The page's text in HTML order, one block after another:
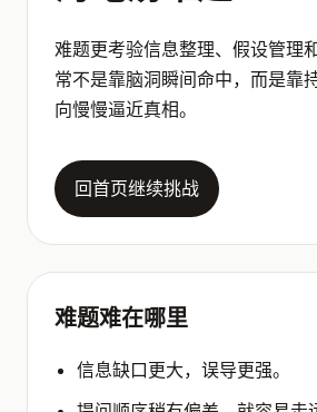
难题更考验信息整理、假设管理
常不是靠脑洞瞬间命中，而是靠
向慢慢逼近真相。
回首页继续挑战
难题难在哪里
信息缺口更大，误导更强。